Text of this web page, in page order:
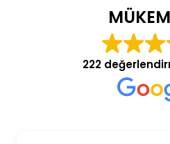
222